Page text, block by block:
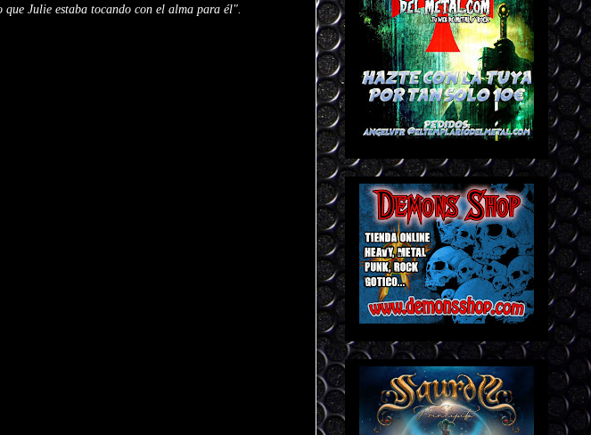
que Julie estaba tocando con el alma para él".